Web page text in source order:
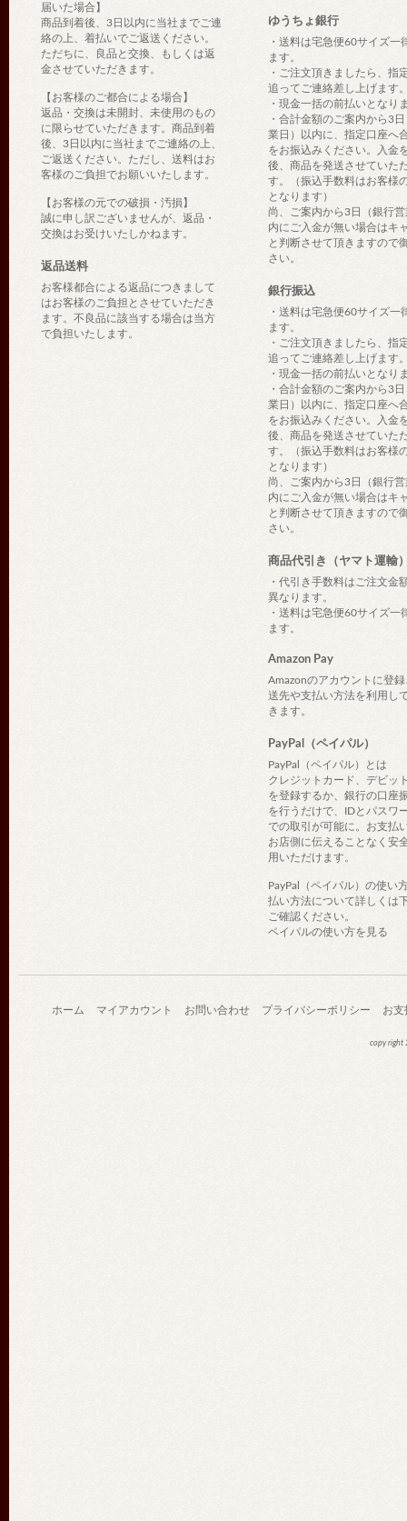
届いた場合】
商品到着後、3日以内に当社までご連
絡の上、着払いでご返送ください。
ただちに、良品と交換、もしくは返
金させていただきます。
【お客様のご都合による場合】
返品・交換は未開封、未使用のもの
に限らせていただきます。商品到着
後、3日以内に当社までご連絡の上、
ご返送ください。ただし、送料はお
客様のご負担でお願いいたします。
【お客様の元での破損・汚損】
誠に申し訳ございませんが、返品・
交換はお受けいたしかねます。
返品送料
お客様都合による返品につきまして
はお客様のご負担とさせていただき
ます。不良品に該当する場合は当方
で負担いたします。
ゆうちょ銀行
・送料は宅急便60サイズ一
ます。
・ご注文頂きましたら、指
追ってご連絡差し上げます
・現金一括の前払いとなり
・合計金額のご案内から3
業日）以内に、指定口座へ
をお振込みください。入金
後、商品を発送させていた
す。（振込手数料はお客様
となります）
尚、ご案内から3日（銀行
内にご入金が無い場合はキ
と判断させて頂きますので
さい。
銀行振込
・送料は宅急便60サイズ一
ます。
・ご注文頂きましたら、指
追ってご連絡差し上げます
・現金一括の前払いとなり
・合計金額のご案内から3
業日）以内に、指定口座へ
をお振込みください。入金
後、商品を発送させていた
す。（振込手数料はお客様
となります）
尚、ご案内から3日（銀行
内にご入金が無い場合はキ
と判断させて頂きますので
さい。
商品代引き（ヤマト運輸
・代引き手数料はご注文金
異なります。
・送料は宅急便60サイズ一
ます。
Amazon Pay
Amazonのアカウントに登
送先や支払い方法を利用し
きます。
PayPal（ペイパル）
PayPal（ペイパル）とは
クレジットカード、デビッ
を登録するか、銀行の口座
を行うだけで、IDとパスワ
での取引が可能に。お支払
お店側に伝えることなく安
用いただけます。
PayPal（ペイパル）の使い
払い方法について詳しくは
ご確認ください。
ペイパルの使い方を見る
ホーム マイアカウント お問い合わせ プライバシーポリシー お支
copy right